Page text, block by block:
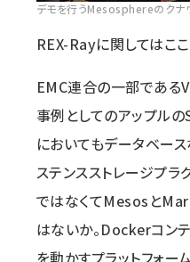
デモを行うMesosphereのクナ
REX-Rayに関してはここ
EMC連合の一部である
事例としてのアップルの
においてもデータベー
ステンスストレージプ
ではなくてMesosと
はないか。Dockerコン
を動かすプラットフォ